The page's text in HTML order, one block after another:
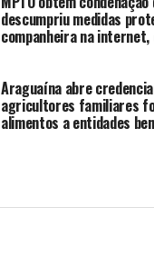
descumpriu medidas
companheira na
Araguaína abre
agricultores familiares
alimentos a entidades